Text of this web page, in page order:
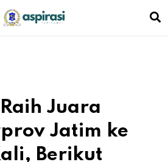
Juara
Jatim ke
Berikut